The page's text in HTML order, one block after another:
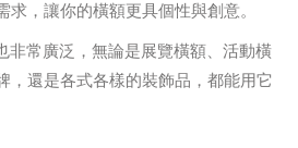
，讓你的橫額更具個性與創意。
非常廣泛，無論是展覽橫額、活動橫
，還是各式各樣的裝飾品，都能用它